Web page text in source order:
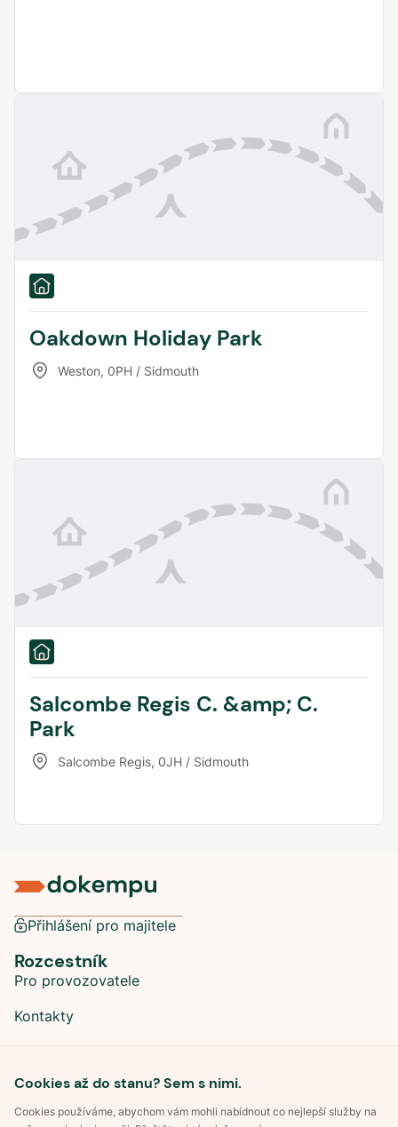
Oakdown Holiday Park
Weston, 0PH / Sidmouth
Salcombe Regis C. &amp; C.
Park
Salcombe Regis, 0JH / Sidmouth
Cookies až do stanu? Sem s nimi.
Cookies používáme, abychom vám mohli nabídnout co nejlepší služby na
Přihlášení pro majitele
Rozcestník
Pro provozovatele
Kontakty